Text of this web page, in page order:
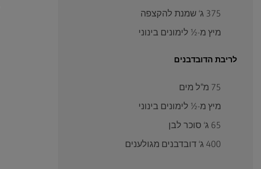
375 ג‘ שמנת להקצפה
מיץ מ-½ לימונים בינוני
לריבת הדובדבנים
75 מ"ל מים
מיץ מ-½ לימונים בינוני
65 ג‘ סוכר לבן
400 ג‘ דובדבנים מגולענים